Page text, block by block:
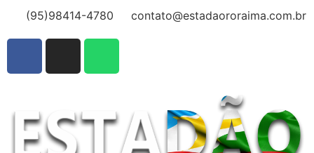
(95)98414-4780 contato@estadaororaima.com.br